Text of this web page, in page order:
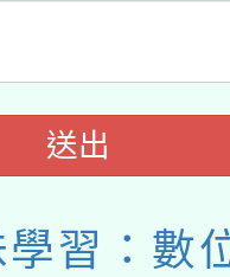
送出
學習：數